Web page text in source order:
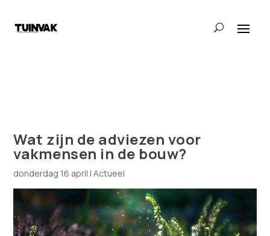
Wat zijn de adviezen voor
vakmensen in de bouw?
donderdag 16 april |Actueel